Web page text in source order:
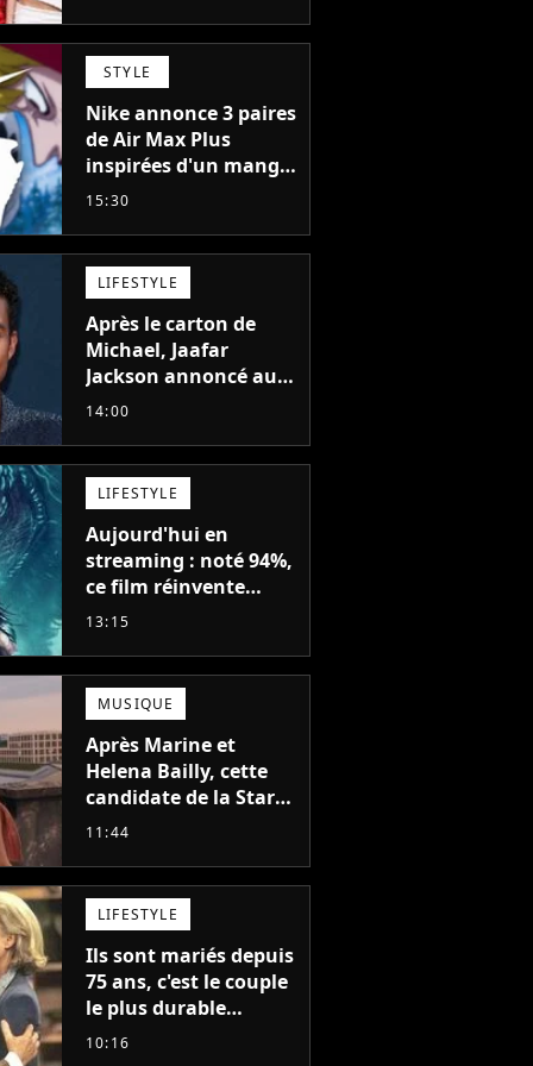
décision n’a pas été
facile"
STYLE
Nike annonce 3 paires
de Air Max Plus
inspirées d'un manga
culte de 1190
tomes
15:30
LIFESTYLE
Après le carton de
Michael, Jaafar
Jackson annoncé au
casting d'un film
Smith
14:00
LIFESTYLE
Aujourd'hui en
streaming : noté 94%,
ce film réinvente
complètement cette
fiction vieille de 40
ans
13:15
MUSIQUE
Après Marine et
Helena Bailly, cette
candidate de la Star
Academy adorée du
premier album, "C'est
tellement puissant"
11:44
LIFESTYLE
Ils sont mariés depuis
75 ans, c'est le couple
le plus durable
d'Hollywood : "Nous
10:16